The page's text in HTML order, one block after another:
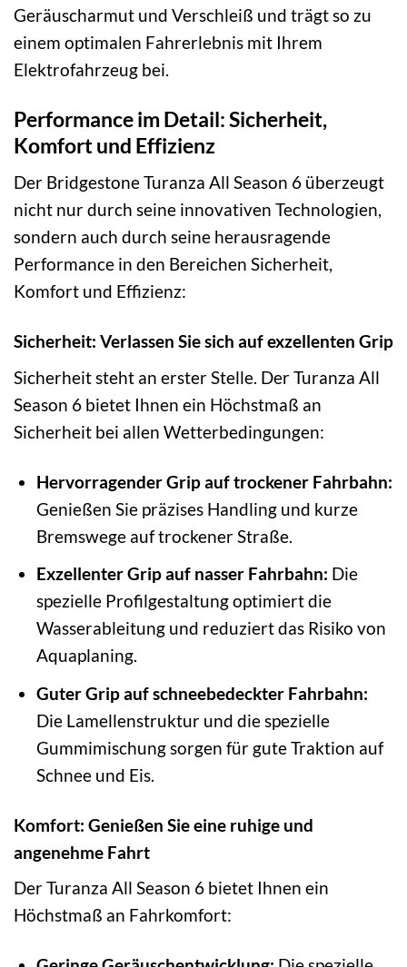
Geräuscharmut und Verschleiß und trägt so zu
einem optimalen Fahrerlebnis mit Ihrem
Elektrofahrzeug bei.
Performance im Detail: Sicherheit,
Komfort und Effizienz
Der Bridgestone Turanza All Season 6 überzeugt
nicht nur durch seine innovativen Technologien,
sondern auch durch seine herausragende
Performance in den Bereichen Sicherheit,
Komfort und Effizienz:
Sicherheit: Verlassen Sie sich auf exzellenten Grip
Sicherheit steht an erster Stelle. Der Turanza All
Season 6 bietet Ihnen ein Höchstmaß an
Sicherheit bei allen Wetterbedingungen:
Hervorragender Grip auf trockener Fahrbahn:
Genießen Sie präzises Handling und kurze
Bremswege auf trockener Straße.
Exzellenter Grip auf nasser Fahrbahn: Die
spezielle Profilgestaltung optimiert die
Wasserableitung und reduziert das Risiko von
Aquaplaning.
Guter Grip auf schneebedeckter Fahrbahn:
Die Lamellenstruktur und die spezielle
Gummimischung sorgen für gute Traktion auf
Schnee und Eis.
Komfort: Genießen Sie eine ruhige und
angenehme Fahrt
Der Turanza All Season 6 bietet Ihnen ein
Höchstmaß an Fahrkomfort: